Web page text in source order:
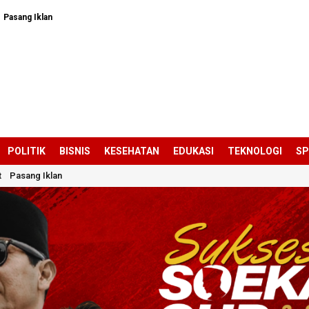
Pasang Iklan
POLITIK BISNIS KESEHATAN EDUKASI TEKNOLOGI
Pasang Iklan